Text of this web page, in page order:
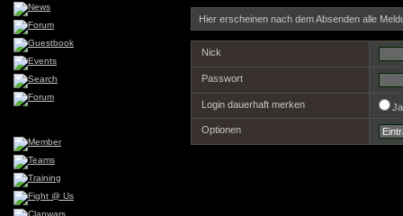
Hier erscheinen nach dem Absenden alle
Nick
Passwort
Login dauerhaft merken
Optionen